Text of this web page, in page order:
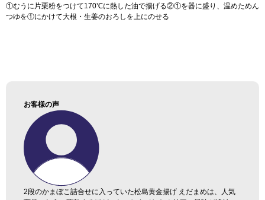
①むうに片栗粉をつけて170℃に熱した油で揚げる②①を器に盛り、温めためん
つゆを①にかけて大根・生姜のおろしを上にのせる
お客様の声
2段のかまぼこ詰合せに入っていた松島黄金揚げ えだまめは、人気